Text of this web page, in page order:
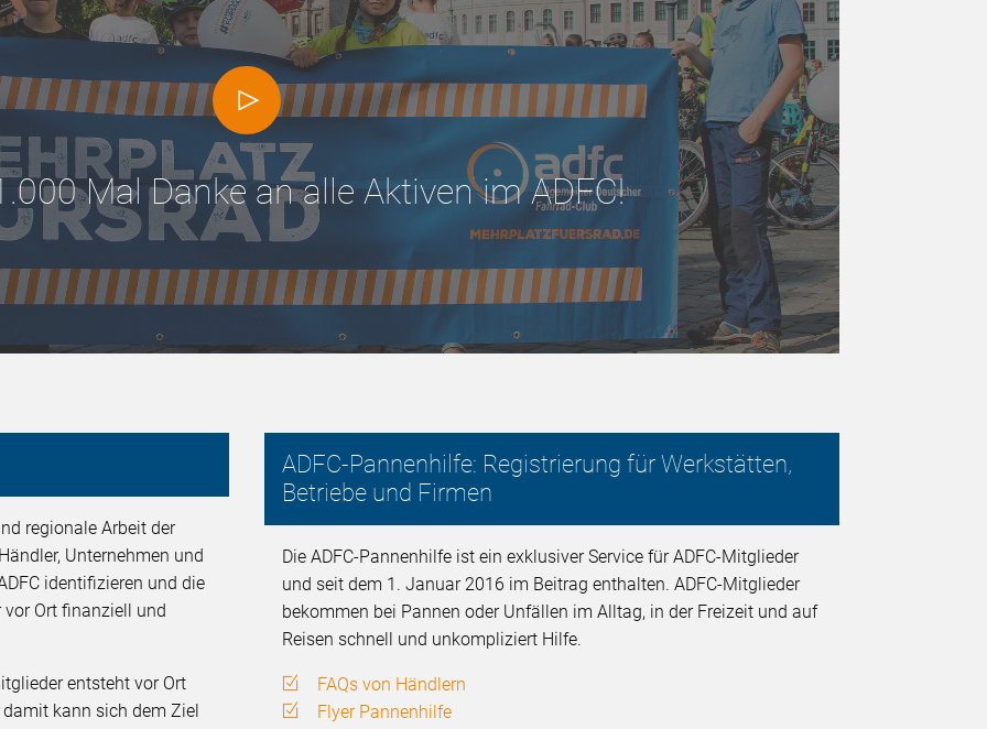
Mal Danke an alle Aktiven im ADFC!
regionale Arbeit der
Unternehmen und
identifizieren und die
Ort finanziell und
entsteht vor Ort
kann sich dem Ziel
ADFC-Pannenhilfe: Registrierung für Werkstätten,
Betriebe und Firmen
Die ADFC-Pannenhilfe ist ein exklusiver Service für ADFC-Mitglieder
und seit dem 1. Januar 2016 im Beitrag enthalten. ADFC-Mitglieder
bekommen bei Pannen oder Unfällen im Alltag, in der Freizeit und auf
Reisen schnell und unkompliziert Hilfe.
FAQs von Händlern
Flyer Pannenhilfe